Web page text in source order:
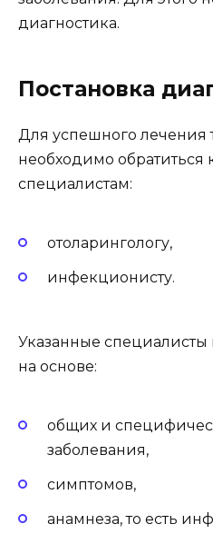
диагностика.
Постановка
Для успешного лечения
необходимо
специалистам:
отоларингологу,
инфекционисту.
Указанные специалисты
на основе:
общих и
заболевания,
симптомов,
анамнеза, то есть